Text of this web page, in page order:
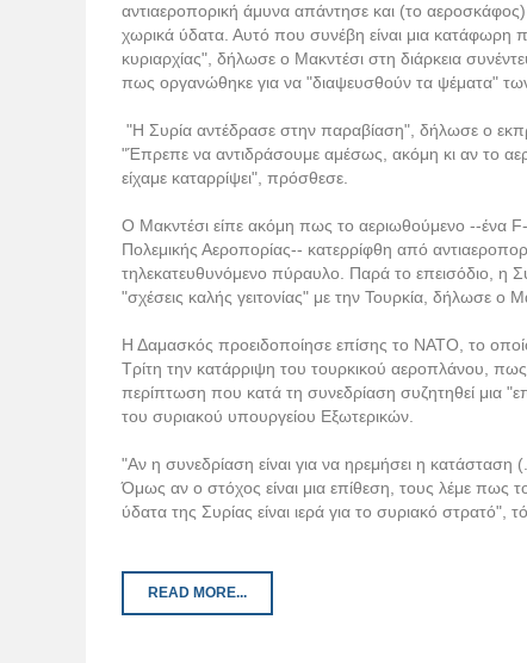
αντιαεροπορική άμυνα απάντησε και (το
χωρικά ύδατα. Αυτό που συνέβη είναι μια κατάφωρη
κυριαρχίας", δήλωσε ο Μακντέσι στη διάρκεια
πως οργανώθηκε για να "διαψευσθούν τα ψέματα"
"Η Συρία αντέδρασε στην παραβίαση", δήλωσε ο
"Έπρεπε να αντιδράσουμε αμέσως, ακόμη κι αν το
είχαμε καταρρίψει", πρόσθεσε.
Ο Μακντέσι είπε ακόμη πως το αεριωθούμενο --ένα
Πολεμικής Αεροπορίας-- κατερρίφθη από
τηλεκατευθυνόμενο πύραυλο. Παρά το επεισόδιο, η
"σχέσεις καλής γειτονίας" με την Τουρκία, δήλωσε ο
Η Δαμασκός προειδοποίησε επίσης το ΝΑΤΟ, το
Τρίτη την κατάρριψη του τουρκικού αεροπλάνου, πως
περίπτωση που κατά τη συνεδρίαση συζητηθεί μια
του συριακού υπουργείου Εξωτερικών.
"Αν η συνεδρίαση είναι για να ηρεμήσει η κατάσταση
Όμως αν ο στόχος είναι μια επίθεση, τους λέμε πως
ύδατα της Συρίας είναι ιερά για το συριακό στρατό",
READ MORE...